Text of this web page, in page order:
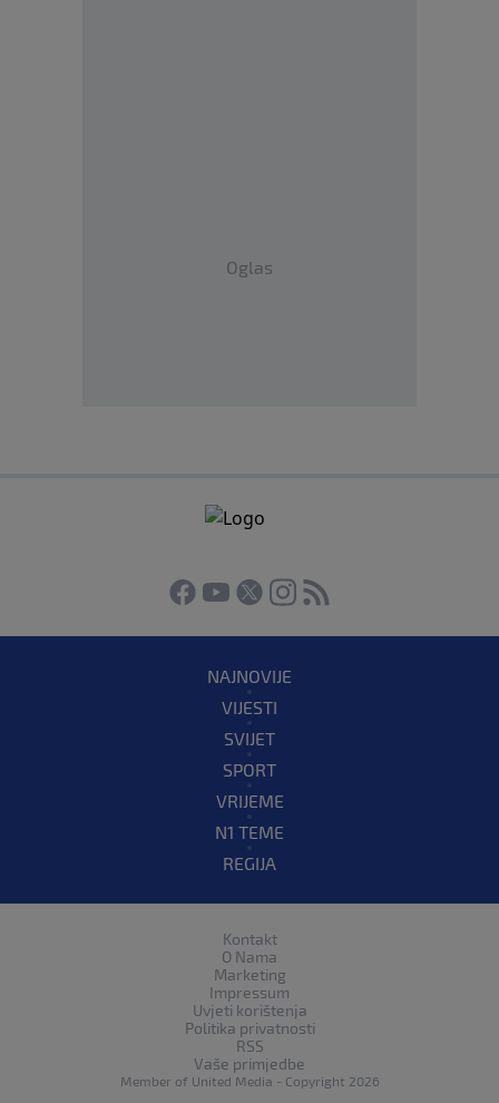
Oglas
NAJNOVIJE
VIJESTI
SVIJET
SPORT
VRIJEME
N1 TEME
REGIJA
Kontakt
O Nama
Marketing
Impressum
Uvjeti korištenja
Politika privatnosti
RSS
Vaše primjedbe
Member of United Media - Copyright 2026